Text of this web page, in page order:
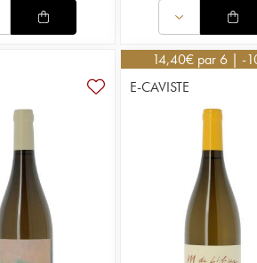
14,40€ par 6 | -
E-CAVISTE